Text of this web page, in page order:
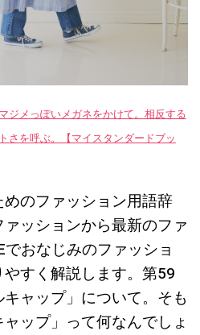
ジメっぽいメガネをかけて。相反する
さを呼ぶ。【マイスタンダードブッ
のファッション用語辞
ッションから最新のファ
でおなじみのファッショ
すく解説します。第59
ャップ」について。そも
ップ」って何なんでしょ